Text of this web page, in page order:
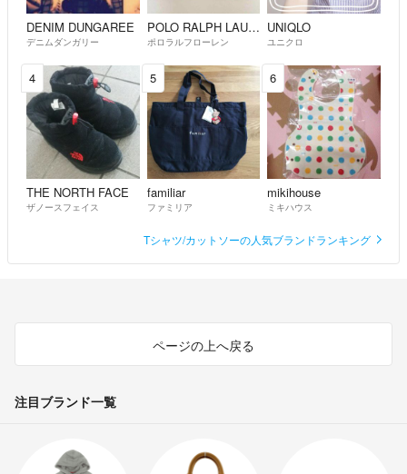
DENIM DUNGAREE
デニムダンガリー
POLO RALPH LAUREN
ポロラルフローレン
UNIQLO
ユニクロ
4
THE NORTH FACE
ザノースフェイス
5
familiar
ファミリア
6
mikihouse
ミキハウス
Tシャツ/カットソーの人気ブランドランキング
ページの上へ戻る
注目ブランド一覧